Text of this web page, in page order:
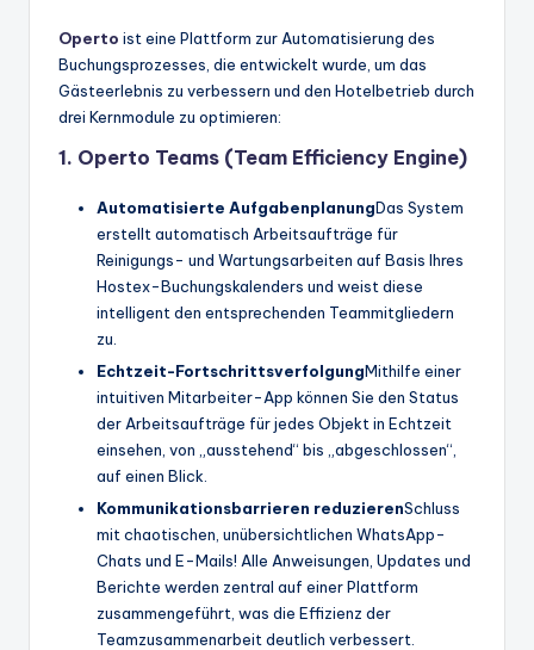
Operto ist eine Plattform zur Automatisierung des
Buchungsprozesses, die entwickelt wurde, um das
Gästeerlebnis zu verbessern und den Hotelbetrieb durch
drei Kernmodule zu optimieren:
1. Operto Teams (Team Efficiency Engine)
Automatisierte AufgabenplanungDas System
erstellt automatisch Arbeitsaufträge für
Reinigungs- und Wartungsarbeiten auf Basis Ihres
Hostex-Buchungskalenders und weist diese
intelligent den entsprechenden Teammitgliedern
zu.
Echtzeit-FortschrittsverfolgungMithilfe einer
intuitiven Mitarbeiter-App können Sie den Status
der Arbeitsaufträge für jedes Objekt in Echtzeit
einsehen, von „ausstehend“ bis „abgeschlossen“,
auf einen Blick.
Kommunikationsbarrieren reduzierenSchluss
mit chaotischen, unübersichtlichen WhatsApp-
Chats und E-Mails! Alle Anweisungen, Updates und
Berichte werden zentral auf einer Plattform
zusammengeführt, was die Effizienz der
Teamzusammenarbeit deutlich verbessert.